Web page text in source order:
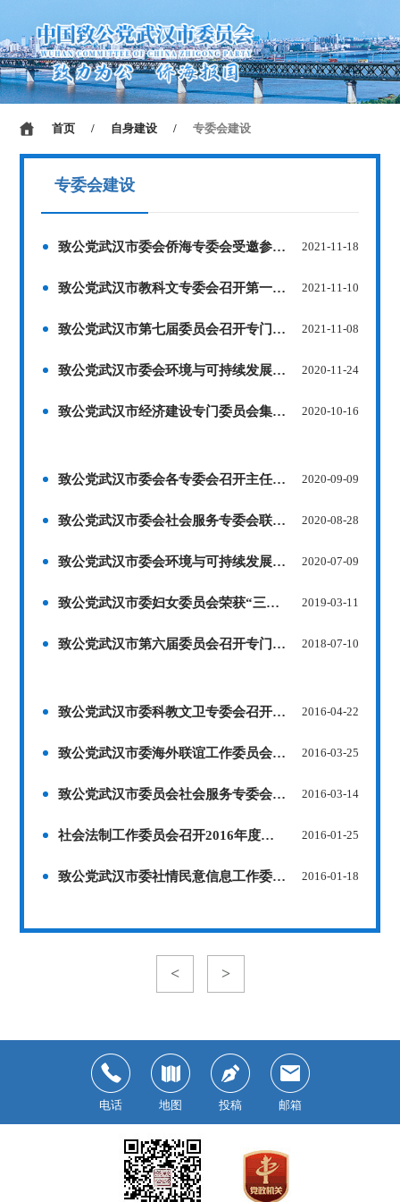
首页 / 自身建设 / 专委会建设
专委会建设
致公党武汉市委会侨海专委会受邀参加华创会专场活动 2021-11-18
致公党武汉市教科文专委会召开第一次会议 2021-11-10
致公党武汉市第七届委员会召开专门委员会成立大会 2021-11-08
致公党武汉市委会环境与可持续发展专委会召开主任会议 2020-11-24
致公党武汉市经济建设专门委员会集中学习《致公党武汉市委会专门委员会考评办法》 2020-10-16
致公党武汉市委会各专委会召开主任会议暨全体委员会议 2020-09-09
致公党武汉市委会社会服务专委会联合市直属江夏支部赴党员企业开展 “心级服务、助力企航”活动 2020-08-28
致公党武汉市委会环境与可持续发展专委会召开2020年工作会议 2020-07-09
致公党武汉市委妇女委员会荣获“三八红旗集体”荣誉称号 2019-03-11
致公党武汉市第六届委员会召开专门委员会成立大会 2018-07-10
致公党武汉市委科教文卫专委会召开调研课题商讨会议 2016-04-22
致公党武汉市委海外联谊工作委员会召开2016年第一次全体会议 2016-03-25
致公党武汉市委员会社会服务专委会、妇女专委会、青年专委会联合举行课题调研座谈会暨庆祝三八妇女节大会 2016-03-14
社会法制工作委员会召开2016年度调研工作座谈会 2016-01-25
致公党武汉市委社情民意信息工作委员会召开2016年度工作会 2016-01-18
< >
电话 地图 投稿 邮箱